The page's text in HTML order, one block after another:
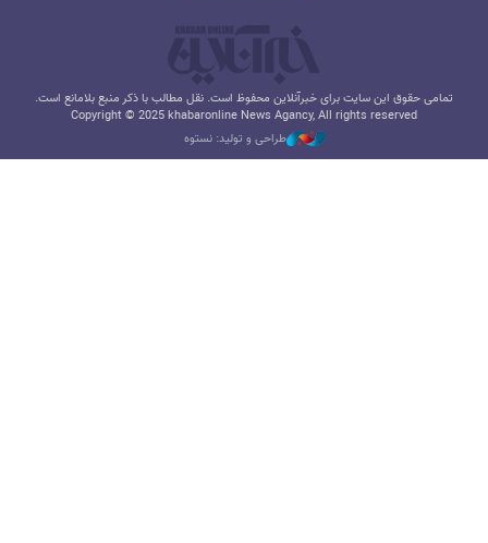
تمامی حقوق این سایت برای خبرآنلاین محفوظ است. نقل مطالب با ذکر منبع بلامانع است.
Copyright © 2025 khabaronline News Agancy, All rights reserved
طراحی و تولید: نستوه